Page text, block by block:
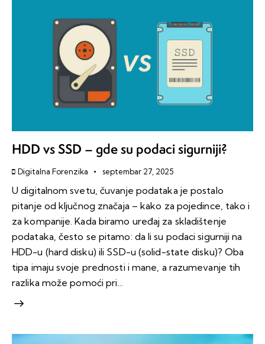
HDD vs SSD – gde su podaci sigurniji?
Digitalna Forenzika septembar 27, 2025
U digitalnom svetu, čuvanje podataka je postalo
pitanje od ključnog značaja – kako za pojedince, tako i
za kompanije. Kada biramo uređaj za skladištenje
podataka, često se pitamo: da li su podaci sigurniji na
HDD-u (hard disku) ili SSD-u (solid-state disku)? Oba
tipa imaju svoje prednosti i mane, a razumevanje tih
razlika može pomoći pri…